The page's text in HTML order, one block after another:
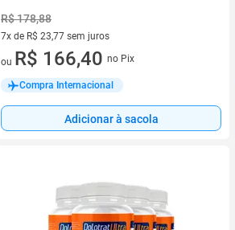
R$ 178,88
7x de R$ 23,77 sem juros
7 vez de R$ 23,77 sem juros
ou R$ 166,40 no Pix
Compra Internacional
Adicionar à sacola